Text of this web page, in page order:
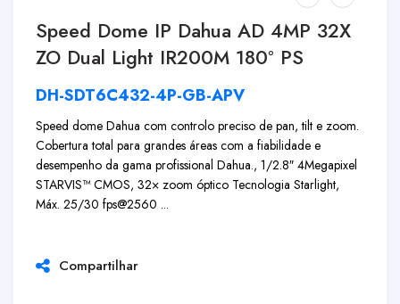
Speed Dome IP Dahua AD 4MP 32X
ZO Dual Light IR200M 180º PS
DH-SDT6C432-4P-GB-APV
Speed dome Dahua com controlo preciso de pan, tilt e zoom.
Cobertura total para grandes áreas com a fiabilidade e
desempenho da gama profissional Dahua., 1/2.8″ 4Megapixel
STARVIS™ CMOS, 32× zoom óptico Tecnologia Starlight,
Máx. 25/30 fps@2560 ...
Compartilhar